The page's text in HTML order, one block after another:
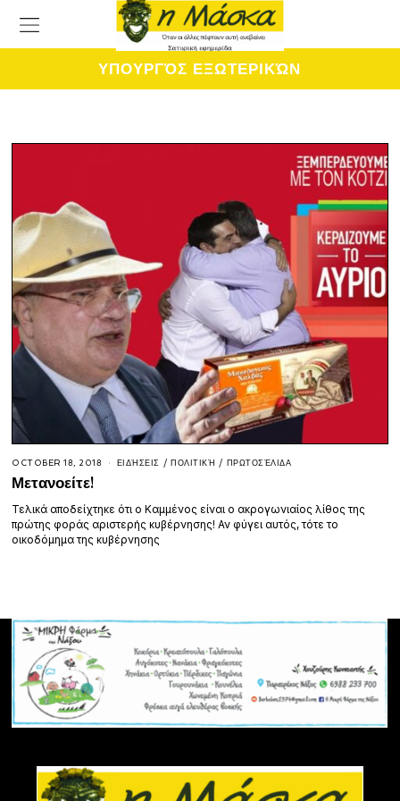
ΥΠΟΥΡΓΌΣ ΕΞΩΤΕΡΙΚΏΝ
OCTOBER 18, 2018 ΕΙΔΉΣΕΙΣ / ΠΟΛΙΤΙΚΉ / ΠΡΩΤΟΣΈΛΙΔΑ
Μετανοείτε!
Τελικά αποδείχτηκε ότι ο Καμμένος είναι ο ακρογωνιαίος λίθος της
πρώτης φοράς αριστερής κυβέρνησης! Αν φύγει αυτός, τότε το
οικοδόμημα της κυβέρνησης